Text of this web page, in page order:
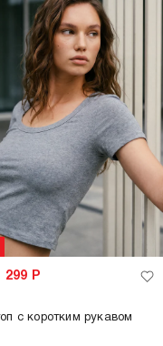
299 Р
с коротким рукавом